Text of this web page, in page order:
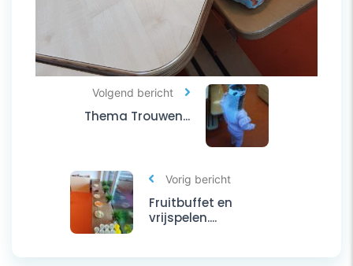
Vorig bericht
Fruitbuffet en
vrijspelen....
Volgend bericht
Thema Trouwen...